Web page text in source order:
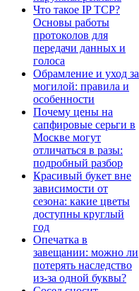
Что такое IP TCP?
Основы работы
протоколов для
передачи данных и
голоса
Обрамление и уход за
могилой: правила и
особенности
Почему цены на
сапфировые серьги в
Москве могут
отличаться в разы:
подробный разбор
Красивый букет вне
зависимости от
сезона: какие цветы
доступны круглый
год
Опечатка в
завещании: можно ли
потерять наследство
из-за одной буквы?